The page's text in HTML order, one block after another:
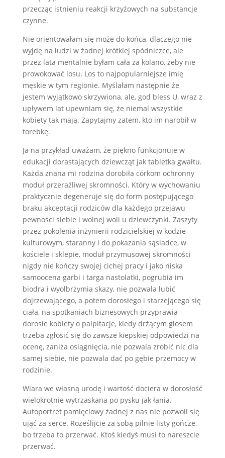
przecząc istnieniu reakcji krzyżowych na substancje
czynne.
Nie orientowałam się może do końca, dlaczego nie
wyjdę na ludzi w żadnej krótkiej spódniczce, ale
przez lata mentalnie byłam cała za kolano, żeby nie
prowokować losu. Los to najpopularniejsze imię
męskie w tym regionie. Myślałam następnie że
jestem wyjątkowo skrzywiona, ale, god bless U, wraz z
upływem lat upewniam się, że niemal wszystkie
kobiety tak mają. Zapytajmy zatem, kto im narobił w
torebkę.
Ja na przykład uważam, że piękno funkcjonuje w
edukacji dorastających dziewcząt jak tabletka gwałtu.
Każda znana mi rodzina dorobiła córkom ochronny
moduł przeraźliwej skromności. Który w wychowaniu
praktycznie degeneruje się do form postępującego
braku akceptacji rodziców dla każdego przejawu
pewności siebie i wolnej woli u dziewczynki. Zaszyty
przez pokolenia inżynierii rodzicielskiej w kodzie
kulturowym, staranny i do pokazania sąsiadce, w
kościele i sklepie, moduł przymusowej skromności
nigdy nie kończy swojej cichej pracy i jako niska
samoocena garbi i targa nastolatki, pogrubia im
biodra i wyolbrzymia skazy, nie pozwala lubić
dojrzewającego, a potem dorosłego i starzejącego się
ciała, na spotkaniach biznesowych przyprawia
dorosłe kobiety o palpitacje, kiedy drżącym głosem
trzeba zgłosić się do zawsze kiepskiej odpowiedzi na
ocenę, zaniża osiągnięcia, nie pozwala zrobić nic dla
samej siebie, nie pozwala dać po gębie przemocy w
rodzinie.
Wiara we własną urodę i wartość dociera w dorosłość
wielokrotnie wytrzaskana po pysku jak łania.
Autoportret pamięciowy żadnej z nas nie pozwoli się
ująć za serce. Roześlijcie za sobą pilnie listy gończe,
bo trzeba to przerwać. Ktoś kiedyś musi to nareszcie
przerwać.